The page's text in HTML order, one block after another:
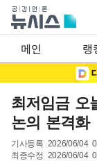
메인 랭
최저임금 오
논의 본격화
기사등록 2026/06/04
최종수정 2026/06/04